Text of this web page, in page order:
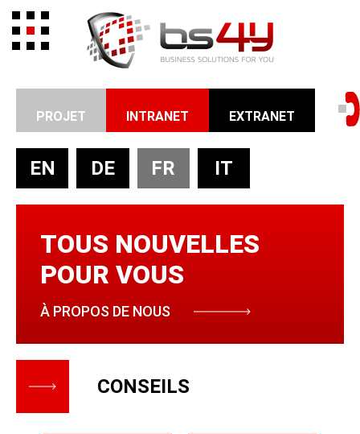
PROJET INTRANET EXTRANET
TOUS NOUVELLES
POUR VOUS
À PROPOS DE NOUS
EN DE FR IT
CONSEILS